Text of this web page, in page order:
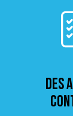
Des